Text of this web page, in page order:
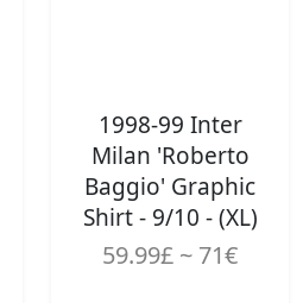
1998-99 Inter
Milan 'Roberto
Baggio' Graphic
Shirt - 9/10 - (XL)
59.99£ ~ 71€